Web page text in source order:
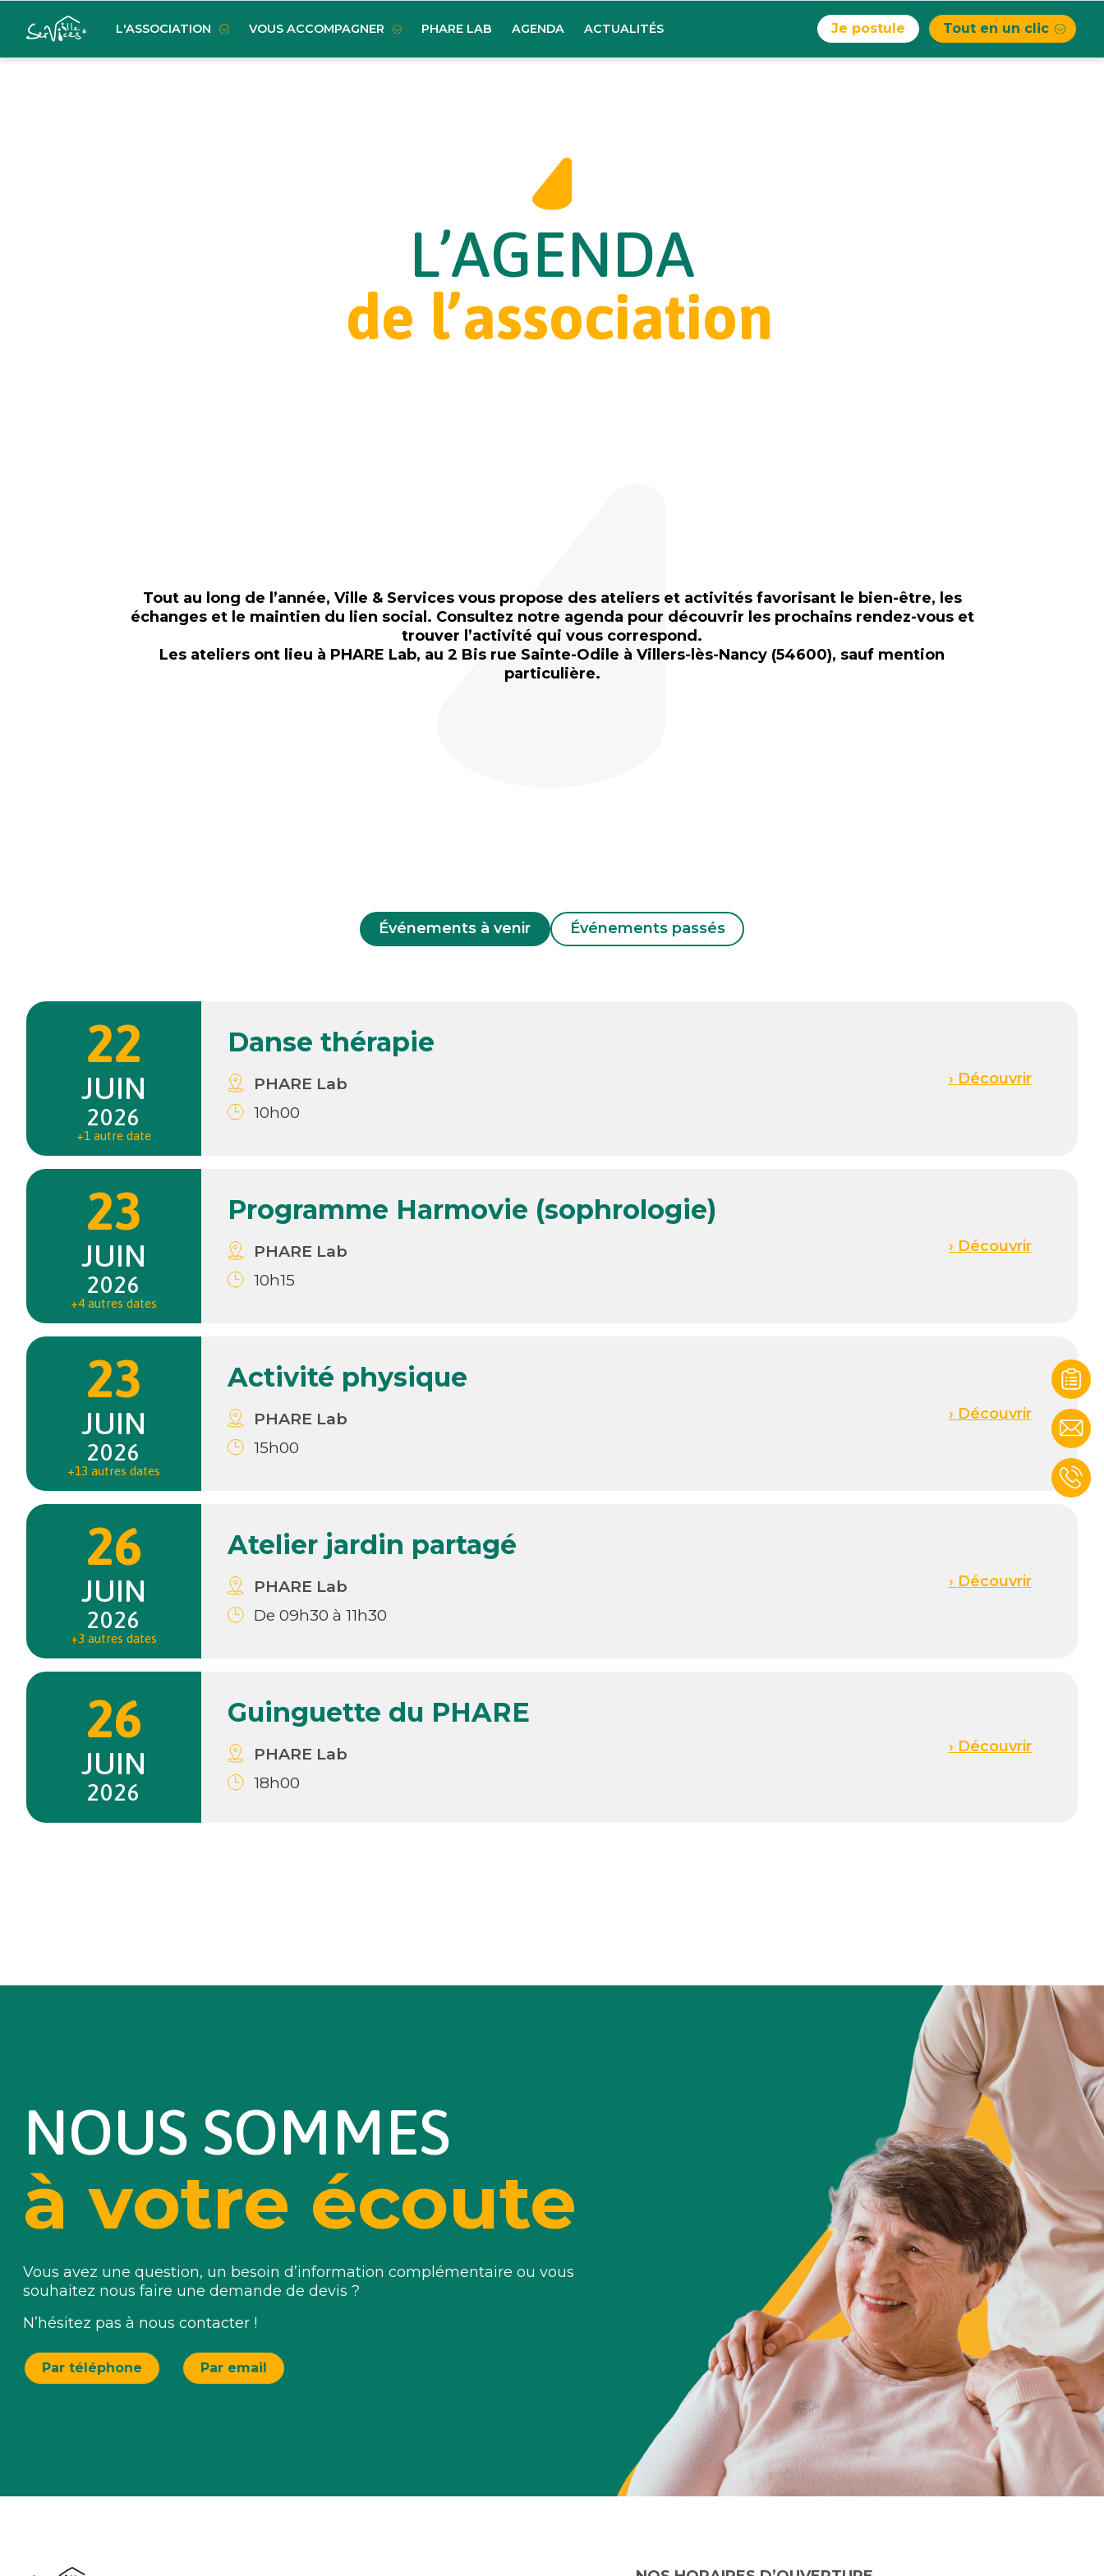
L'ASSOCIATION VOUS ACCOMPAGNER PHARE LAB AGENDA ACTUALITÉS Je postule Tout en un clic
L’AGENDA
de l’association
Tout au long de l’année, Ville & Services vous propose des ateliers et activités favorisant le bien-être, les
échanges et le maintien du lien social. Consultez notre agenda pour découvrir les prochains rendez-vous et
trouver l’activité qui vous correspond.
Les ateliers ont lieu à PHARE Lab, au 2 Bis rue Sainte-Odile à Villers-lès-Nancy (54600), sauf mention
particulière.
Événements à venir Événements passés
22
JUIN
2026
+1 autre date
Danse thérapie
PHARE Lab
10h00
› Découvrir
23
JUIN
2026
+4 autres dates
Programme Harmovie (sophrologie)
PHARE Lab
10h15
› Découvrir
23
JUIN
2026
+13 autres dates
Activité physique
PHARE Lab
15h00
› Découvrir
26
JUIN
2026
+3 autres dates
Atelier jardin partagé
PHARE Lab
De 09h30 à 11h30
› Découvrir
26
JUIN
2026
Guinguette du PHARE
PHARE Lab
18h00
› Découvrir
NOUS SOMMES
à votre écoute
Vous avez une question, un besoin d’information complémentaire ou vous
souhaitez nous faire une demande de devis ?
N’hésitez pas à nous contacter !
Par téléphone Par email